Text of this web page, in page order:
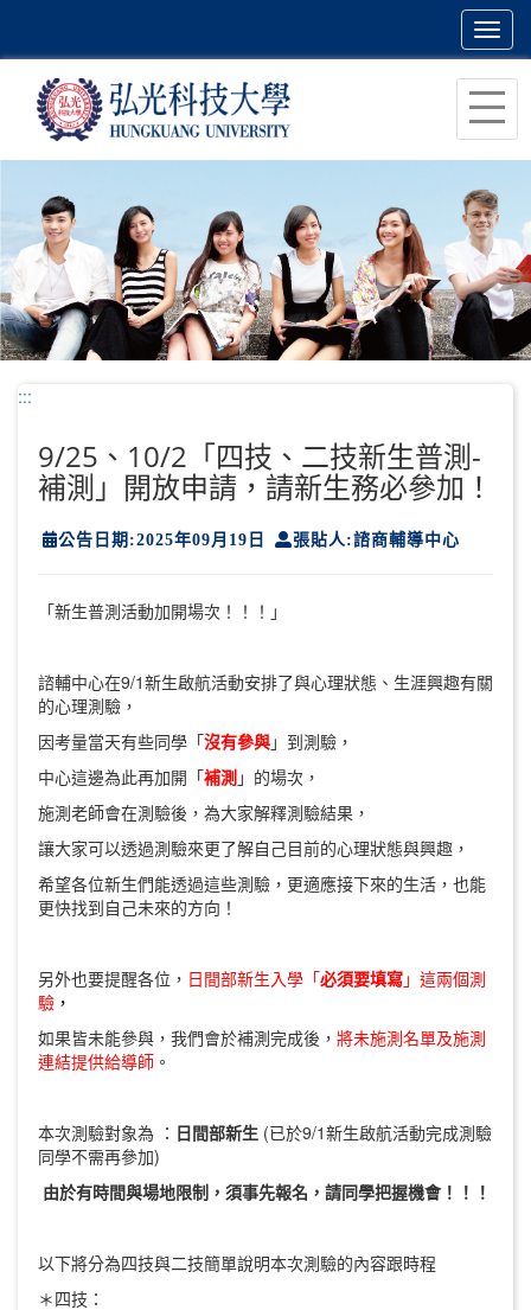
主
容
區
塊
:::
9/25、10/2「四技、二技新生普測-
補測」開放申請，請新生務必參加！
公告日期:2025年09月19日 張貼人:諮商輔導中心
「新生普測活動加開場次！！！」
諮輔中心在9/1新生啟航活動安排了與心理狀態、生涯興趣有關
的心理測驗，
因考量當天有些同學「沒有參與」到測驗，
中心這邊為此再加開「補測」的場次，
施測老師會在測驗後，為大家解釋測驗結果，
讓大家可以透過測驗來更了解自己目前的心理狀態與興趣，
希望各位新生們能透過這些測驗，更適應接下來的生活，也能
更快找到自己未來的方向！
另外也要提醒各位， 日間部新生入學「必須要填寫」這兩個測
驗，
如果皆未能參與，我們會於補測完成後， 將未施測名單及施測
連結提供給導師。
本次測驗對象為 ： 日間部新生(已於9/1新生啟航活動完成測驗
同學不需再參加)
由於有時間與場地限制，須事先報名，請同學把握機會！！！
以下將分為四技與二技簡單說明本次測驗的內容跟時程
＊四技：